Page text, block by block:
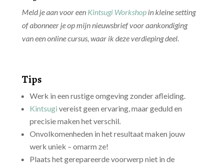
Meld je aan voor een Kintsugi Workshopin kleine setting
of abonneer je op mijn nieuwsbrief voor aankondiging
van een online cursus, waar ik deze verdieping deel.
Tips
Werk in een rustige omgeving zonder afleiding.
Kintsugi vereist geen ervaring, maar geduld en
precisie maken het verschil.
Onvolkomenheden in het resultaat maken jouw
werk uniek – omarm ze!
Plaats het gerepareerde voorwerp niet in de